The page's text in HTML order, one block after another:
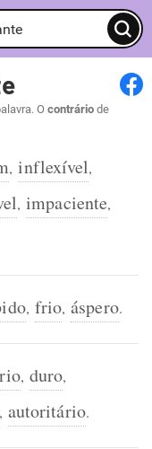
O contrário de
, inflexível,
, impaciente,
, frio, áspero.
, duro,
autoritário.